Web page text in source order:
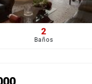
2
Baños